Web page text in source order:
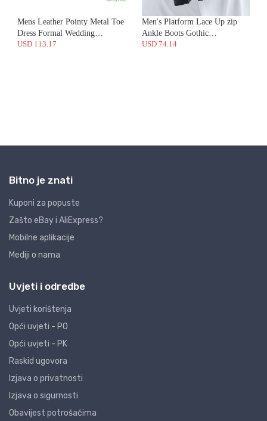
Bitno je znati
Kuponi za popuste
Zašto eBay i AliExpress?
Mobilne aplikacije
Mediji o nama
Uvjeti i odredbe
Uvjeti korištenja
Opći uvjeti - PO
Opći uvjeti - PK
Raskid ugovora
Izjava o privatnosti
Izjava o sigurnosti
Obavijest potrošačima